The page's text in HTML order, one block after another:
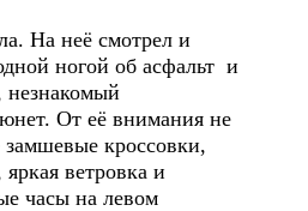
На неё смотрел и
ногой об асфальт и
незнакомый
От её внимания не
замшевые кроссовки,
ветровка и
часы на левом